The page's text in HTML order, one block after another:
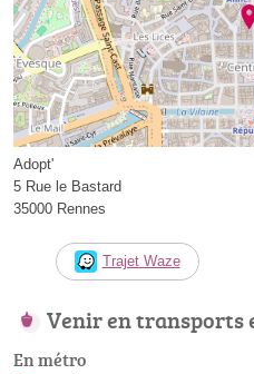
Adopt'
5 Rue le Bastard
35000 Rennes
Trajet Waze
Venir en transports
En métro